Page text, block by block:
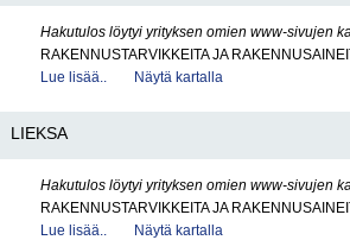
Hakutulos löytyi yrityksen omien www-sivujen
RAKENNUSTARVIKKEITA JA
Lue lisää..
Näytä kartalla
LIEKSA
Hakutulos löytyi yrityksen omien www-sivujen
RAKENNUSTARVIKKEITA JA
Lue lisää..
Näytä kartalla